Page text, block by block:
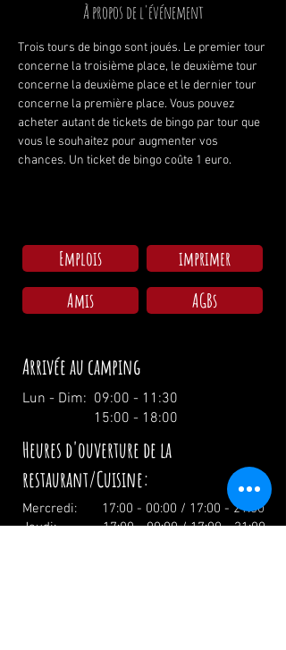
À propos de l'événement
Trois tours de bingo sont joués. Le premier tour
concerne la troisième place, le deuxième tour
concerne la deuxième place et le dernier tour
concerne la première place. Vous pouvez
acheter autant de tickets de bingo par tour que
vous le souhaitez pour augmenter vos
chances. Un ticket de bingo coûte 1 euro.
Emplois
imprimer
Amis
AGBs
Arrivée au camping
Lun - Dim: 09:00 - 11:30
15:00 - 18:00
Heures d'ouverture de la
restaurant/Cuisine:
Mercredi: 17:00 - 00:00 / 17:00 - 21:00
Jeudi: 17:00 - 00:00 / 17:00 - 21:00